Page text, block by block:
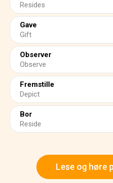
Resides
Gave
Gift
Observer
Observe
Fremstille
Depict
Bor
Reside
Lese og høre